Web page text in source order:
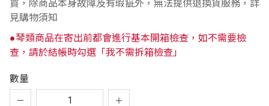
買，除商品本身故障及有瑕疵外，無法提供退換貨服務，詳
見購物須知
●琴類商品在寄出前都會進行基本開箱檢查，如不需要檢
查，請於結帳時勾選「我不需拆箱檢查」
數量